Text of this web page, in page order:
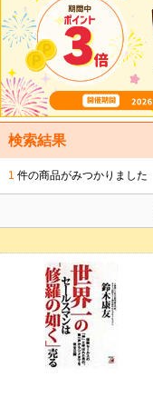
検索結果
1 件の商品がみつかりました